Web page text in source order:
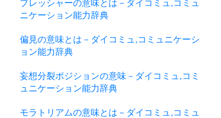
プレッシャーの意味とは－ダイコミュ,コミュ
ニケーション能力辞典
偏見の意味とは－ダイコミュ,コミュニケーシ
ョン能力辞典
妄想分裂ポジションの意味－ダイコミュ,コミ
ュニケーション能力辞典
モラトリアムの意味とは－ダイコミュ,コミュ